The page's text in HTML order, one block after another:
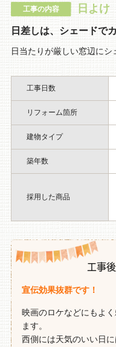
工事の内容 日よけ
日差しは、シェードで
日当たりが厳しい窓辺にシ
工事日数
リフォーム箇所
建物タイプ
築年数
採用した商品
工事
宣伝効果抜群です！
映画のロケなどにもよ
ます。
西側には天気のいい日